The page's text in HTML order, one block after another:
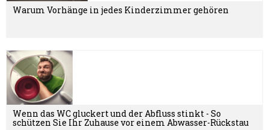
Warum Vorhänge in jedes Kinderzimmer gehören
Wenn das WC gluckert und der Abfluss stinkt - So
schützen Sie Ihr Zuhause vor einem Abwasser-Rückstau